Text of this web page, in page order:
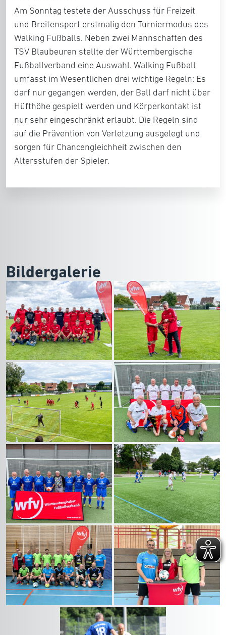
Am Sonntag testete der Ausschuss für Freizeit
und Breitensport erstmalig den Turniermodus des
Walking Fußballs. Neben zwei Mannschaften des
TSV Blaubeuren stellte der Württembergische
Fußballverband eine Auswahl. Walking Fußball
umfasst im Wesentlichen drei wichtige Regeln: Es
darf nur gegangen werden, der Ball darf nicht über
Hüfthöhe gespielt werden und Körperkontakt ist
nur sehr eingeschränkt erlaubt. Die Regeln sind
auf die Prävention von Verletzung ausgelegt und
sorgen für Chancengleichheit zwischen den
Altersstufen der Spieler.
Bildergalerie